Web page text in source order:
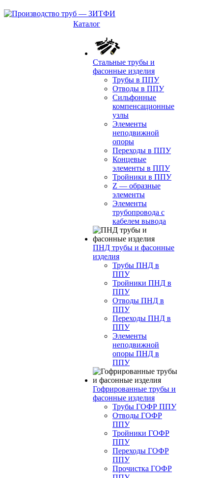
Каталог
Стальные трубы и
фасонные изделия
Трубы в ППУ
Отводы в ППУ
Сильфонные
компенсационные
узлы
Элементы
неподвижной
опоры
Переходы в ППУ
Концевые
элементы в ППУ
Тройники в ППУ
Z — образные
элементы
Элементы
трубопровода с
кабелем вывода
ПНД трубы и фасонные
изделия
Трубы ПНД в
ППУ
Тройники ПНД в
ППУ
Отводы ПНД в
ППУ
Переходы ПНД в
ППУ
Элементы
неподвижной
опоры ПНД в
ППУ
Гофрированные трубы и
фасонные изделия
Трубы ГОФР ППУ
Отводы ГОФР
ППУ
Тройники ГОФР
ППУ
Переходы ГОФР
ППУ
Прочистка ГОФР